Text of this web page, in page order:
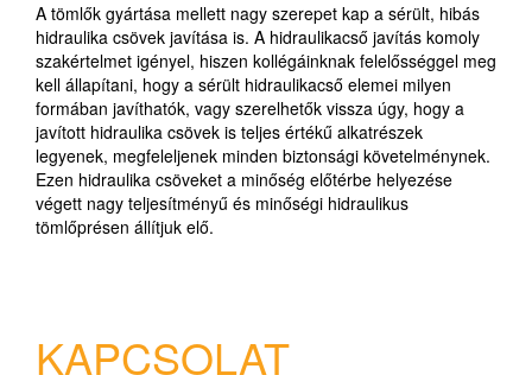
A tömlők gyártása mellett nagy szerepet kap a sérült, hibás
hidraulika csövek javítása is. A hidraulikacső javítás komoly
szakértelmet igényel, hiszen kollégáinknak felelősséggel meg
kell állapítani, hogy a sérült hidraulikacső elemei milyen
formában javíthatók, vagy szerelhetők vissza úgy, hogy a
javított hidraulika csövek is teljes értékű alkatrészek
legyenek, megfeleljenek minden biztonsági követelménynek.
Ezen hidraulika csöveket a minőség előtérbe helyezése
végett nagy teljesítményű és minőségi hidraulikus
tömlőprésen állítjuk elő.
KAPCSOLAT